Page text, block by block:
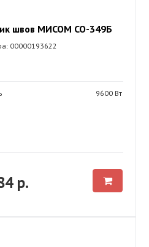
швов МИСОМ СО-349Б
00000193622
9600 Вт
р.